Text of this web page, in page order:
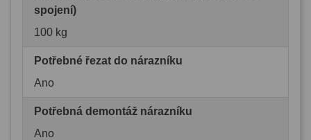
spojení)
100 kg
Potřebné řezat do nárazníku
Ano
Potřebná demontáž nárazníku
Ano